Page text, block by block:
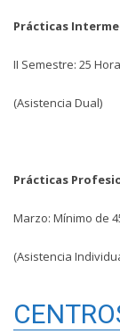
Prácticas
II Semestre: 25
(Asistencia Dual)
Prácticas
Marzo: Mínimo de
(Asistencia